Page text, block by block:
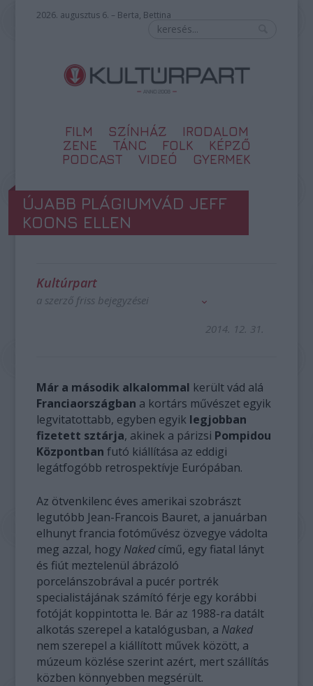
2026. augusztus 6. – Berta, Bettina
FILM SZÍNHÁZ
IRODALOM
ZENE
TÁNC FOLK
KÉPZŐ
PODCAST
VIDEÓ GYERMEK
ÚJABB PLÁGIUMVÁD JEFF
KOONS ELLEN
Kultúrpart
a szerző friss bejegyzései
2014. 12. 31.
Már a második alkalommal került vád alá
Franciaországban a kortárs művészet egyik
legvitatottabb, egyben egyik legjobban
fizetett sztárja, akinek a párizsi Pompidou
Központban futó kiállítása az eddigi
legátfogóbb retrospektívje Európában.
Az ötvenkilenc éves amerikai szobrászt
legutóbb Jean-Francois Bauret, a januárban
elhunyt francia fotóművész özvegye vádolta
meg azzal, hogy Nakedcímű, egy fiatal lányt
és fiút meztelenül ábrázoló
porcelánszobrával a pucér portrék
specialistájának számító férje egy korábbi
fotóját koppintotta le. Bár az 1988-ra datált
alkotás szerepel a katalógusban, a Naked
nem szerepel a kiállított művek között, a
múzeum közlése szerint azért, mert szállítás
közben könnyebben megsérült.